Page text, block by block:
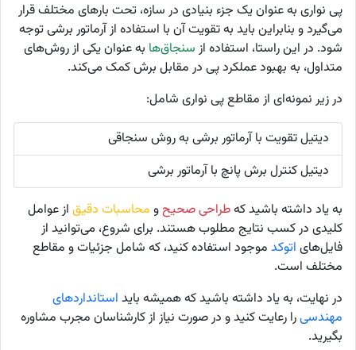
پی نواری به عنوان یک جزء بنیادی در سازه، تحت بارهای مختلف قرار
می‌گیرد و بنابراین باید بهتقویتآن با استفاده از آرماتور برشی توجه
شود. در این راستا، استفاده از سنجاق‌ها به عنوان یکی از روش‌های
متداول، به بهبود عملکرد پی در مقابل برش کمک می‌کند.
در زیر نمونه‌ای از مقاطع پی نواری شامل:
دیتیل تقویت با آرماتور برشی به روش سنجاقی
دیتیل کنترل برش پانچ با آرماتور برشی
به یاد داشته باشید کهطراحی صحیحو محاسبات دقیق از عوامل
کلیدی در کسب نتایج مطلوب هستند. برای شروع، می‌توانید از
فایل‌های اتوکد موجود استفاده کنید، که شامل جزئیات و مقاطع
مختلف است.
در نهایت، به یاد داشته باشید که همیشه باید استانداردهای
مهندسیرا رعایت کنید و در صورت نیاز از کارشناسان مجرب مشاوره
بگیرید.